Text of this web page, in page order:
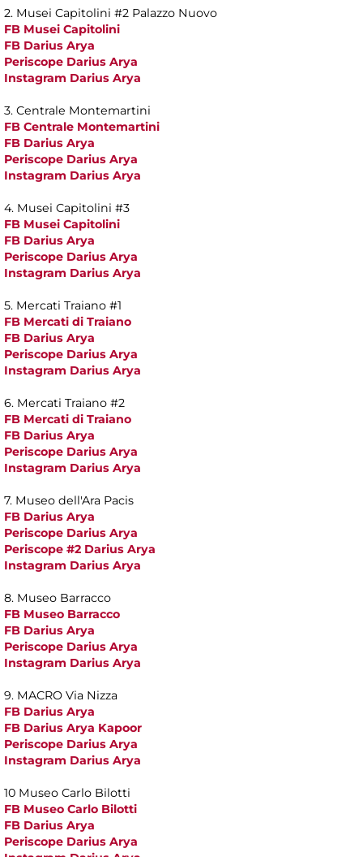
2. Musei Capitolini #2 Palazzo Nuovo
FB Musei Capitolini
FB Darius Arya
Periscope Darius Arya
Instagram Darius Arya
3. Centrale Montemartini
FB Centrale Montemartini
FB Darius Arya
Periscope Darius Arya
Instagram Darius Arya
4. Musei Capitolini #3
FB Musei Capitolini
FB Darius Arya
Periscope Darius Arya
Instagram Darius Arya
5. Mercati Traiano #1
FB Mercati di Traiano
FB Darius Arya
Periscope Darius Arya
Instagram Darius Arya
6. Mercati Traiano #2
FB Mercati di Traiano
FB Darius Arya
Periscope Darius Arya
Instagram Darius Arya
7. Museo dell'Ara Pacis
FB Darius Arya
Periscope Darius Arya
Periscope #2 Darius Arya
Instagram Darius Arya
8. Museo Barracco
FB Museo Barracco
FB Darius Arya
Periscope Darius Arya
Instagram Darius Arya
9. MACRO Via Nizza
FB Darius Arya
FB Darius Arya Kapoor
Periscope Darius Arya
Instagram Darius Arya
10 Museo Carlo Bilotti
FB Museo Carlo Bilotti
FB Darius Arya
Periscope Darius Arya